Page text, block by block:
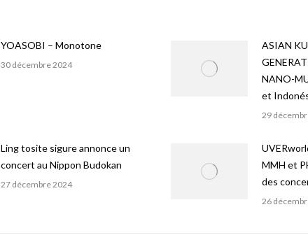
YOASOBI – Monotone
30 décembre 2024
ASIAN
NANO-
et
29
Ling tosite sigure annonce un
concert au Nippon Budokan
27 décembre 2024
MMH et
des
26